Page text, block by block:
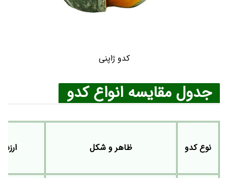
کدو ژاپنی
جدول مقایسه انواع کدو
نوع کدو ظاهر و شکل